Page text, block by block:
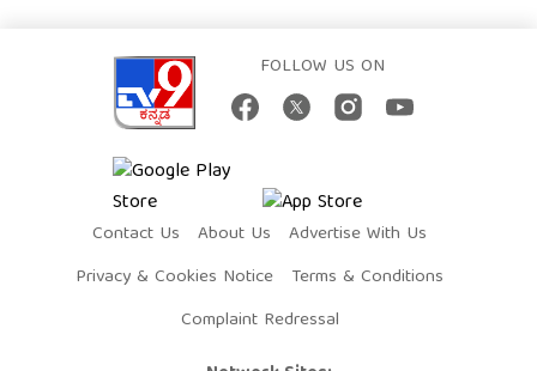
FOLLOW US ON
Contact Us About Us
Advertise With Us
Privacy & Cookies Notice
Terms & Conditions
Complaint Redressal